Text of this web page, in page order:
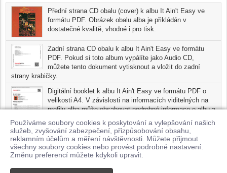
Používáme soubory cookies k poskytování a vylepšování našich
služeb, zvyšování zabezpečení, přizpůsobování obsahu,
reklamním účelům a měření návštěvnosti. Můžete přijmout
všechny soubory cookies nebo provést podrobné nastavení.
Změnu preferencí můžete kdykoli upravit.
Přední strana CD obalu (cover) k albu It Ain't Easy ve
formátu PDF. Obrázek obalu alba je přikládán v
dostatečné kvalitě, vhodné i pro tisk.
Zadní strana CD obalu k albu It Ain't Easy ve formátu
PDF. Pokud si toto album vypálíte jako Audio CD,
můžete tento dokument vytisknout a vložit do zadní
strany krabičky.
Digitální booklet k albu It Ain't Easy ve formátu PDF o
velikosti A4. V závislosti na informacích viditelných na
profilu alba může obsahovat podrobné informace o albu a
jednotlivých skladbách, včetně seznamu participujících
umělců, přesného data a místa nahrání pro každou ze
skladeb. Digitální booklet je tisknutelnou variantou profilu alba.
Pro možnost stažení doprovodných materiálů je nutné mít zakoupenu
minimálně jednu skladbu z tohoto alba.